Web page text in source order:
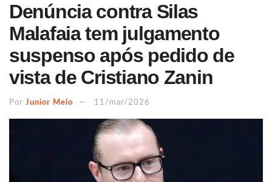
Denúncia contra Silas
Malafaia tem julgamento
suspenso após pedido de
vista de Cristiano Zanin
Por Junior Melo 11/mar/2026